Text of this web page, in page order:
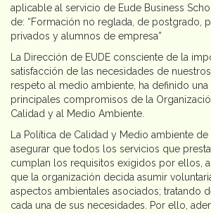
aplicable al servicio de Eude Business
de: “Formación no reglada, de postgrado,
privados y alumnos de empresa”
La Dirección de EUDE consciente de la
satisfacción de las necesidades de
respeto al medio ambiente, ha definido
principales compromisos de la
Calidad y al Medio Ambiente.
La Política de Calidad y Medio ambiente de
asegurar que todos los servicios que
cumplan los requisitos exigidos por ellos,
que la organización decida asumir
aspectos ambientales asociados; tratando
cada una de sus necesidades. Por ello,